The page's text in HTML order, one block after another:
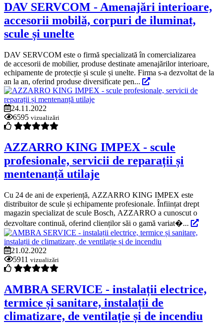
DAV SERVCOM - Amenajări interioare,
accesorii mobilă, corpuri de iluminat,
scule și unelte
DAV SERVCOM este o firmă specializată în comercializarea
de accesorii de mobilier, produse destinate amenajărilor interioare,
echipamente de protecție și scule și unelte. Firma s-a dezvoltat de la
an la an, oferind produse diversificate pen...
24.11.2022
6595 vizualizări
AZZARRO KING IMPEX - scule
profesionale, servicii de reparații și
mentenanță utilaje
Cu 24 de ani de experiență, AZZARRO KING IMPEX este
distribuitor de scule și echipamente profesionale. Înființat drept
magazin specializat de scule Bosch, AZZARRO a cunoscut o
dezvoltare continuă, oferind clienților săi o gamă variat�...
21.02.2022
5911 vizualizări
AMBRA SERVICE - instalații electrice,
termice și sanitare, instalații de
climatizare, de ventilație și de incendiu